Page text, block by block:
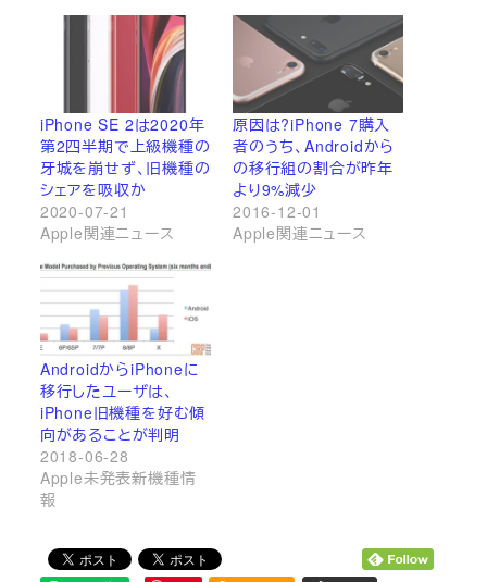
iPhone SE 2は2020年
第2四半期で上級機種の
牙城を崩せず、旧機種の
シェアを吸収か
2020-07-21
Apple関連ニュース
原因は?iPhone 7購入
者のうち、Androidから
の移行組の割合が昨年
より9%減少
2016-12-01
Apple関連ニュース
AndroidからiPhoneに
移行したユーザは、
iPhone旧機種を好む傾
向があることが判明
2018-06-28
Apple未発表新機種情
報